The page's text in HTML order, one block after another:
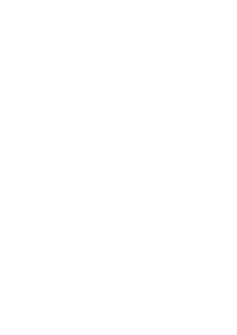
辽宁省营口市站前
辽宁省沈阳市沈河
辽宁省沈阳市沈河
内蒙古自治区巴彦
内蒙古自治区乌海
内蒙古自治区乌兰
内蒙古自治区锡林